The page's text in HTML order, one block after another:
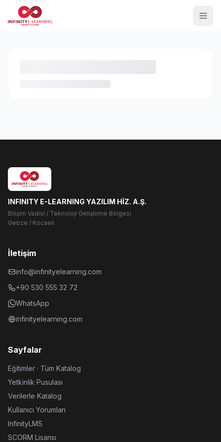
INFINITY E-LEARNING YAZILIM HİZ. A.Ş.
Bilişim Vadisi / Teknoloji Geliştirme Bölgesi
Gebze / Kocaeli
İletişim
info@infinityelearning.com
+90 530 555 32 72
WhatsApp
infinityelearning.com
Sayfalar
Eğitimler · Tüm Katalog
Yetkinlik Pusulası
Verilerle Katalog
Kullanıcı Yorumları
InfinityLMS
SCORM Lisansı